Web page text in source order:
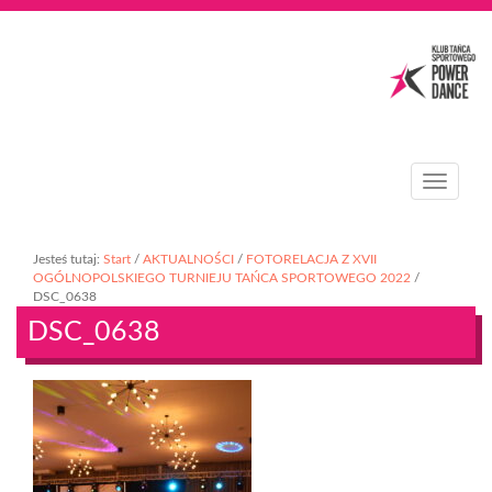
T
v
Jesteś tutaj: Start / AKTUALNOŚCI / FOTORELACJA Z XVII
OGÓLNOPOLSKIEGO TURNIEJU TAŃCA SPORTOWEGO 2022 /
DSC_0638
DSC_0638